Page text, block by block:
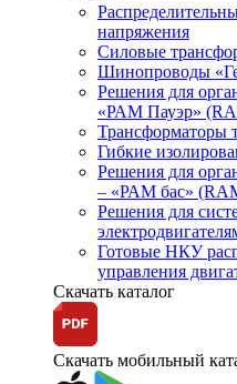
напряжения
Силовые
Шинопроводы
Решения для
«РАМ Пауэр»
Трансформаторы
Гибкие
Решения для
– «РАМ бас»
Решения для
Готовые НКУ
управления
Скачать каталог
Скачать мобильный